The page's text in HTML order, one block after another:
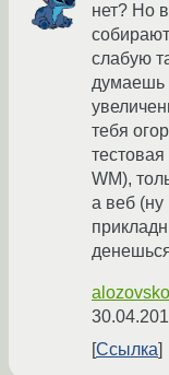
нет? Но
слабую
думаешь
тебя
WM),
а веб (ну
Ссылка